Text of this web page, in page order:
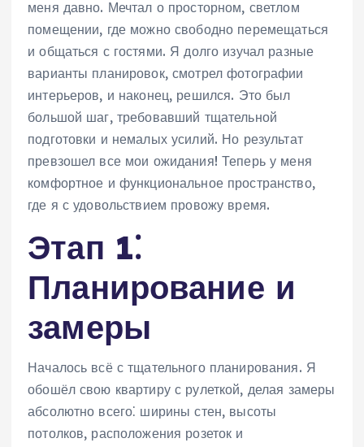
меня давно. Мечтал о просторном, светлом
помещении, где можно свободно перемещаться
и общаться с гостями. Я долго изучал разные
варианты планировок, смотрел фотографии
интерьеров, и наконец, решился. Это был
большой шаг, требовавший тщательной
подготовки и немалых усилий. Но результат
превзошел все мои ожидания! Теперь у меня
комфортное и функциональное пространство,
где я с удовольствием провожу время.
Этап 1⁚
Планирование и
замеры
Началось всё с тщательного планирования. Я
обошёл свою квартиру с рулеткой, делая замеры
абсолютно всего⁚ ширины стен, высоты
потолков, расположения розеток и